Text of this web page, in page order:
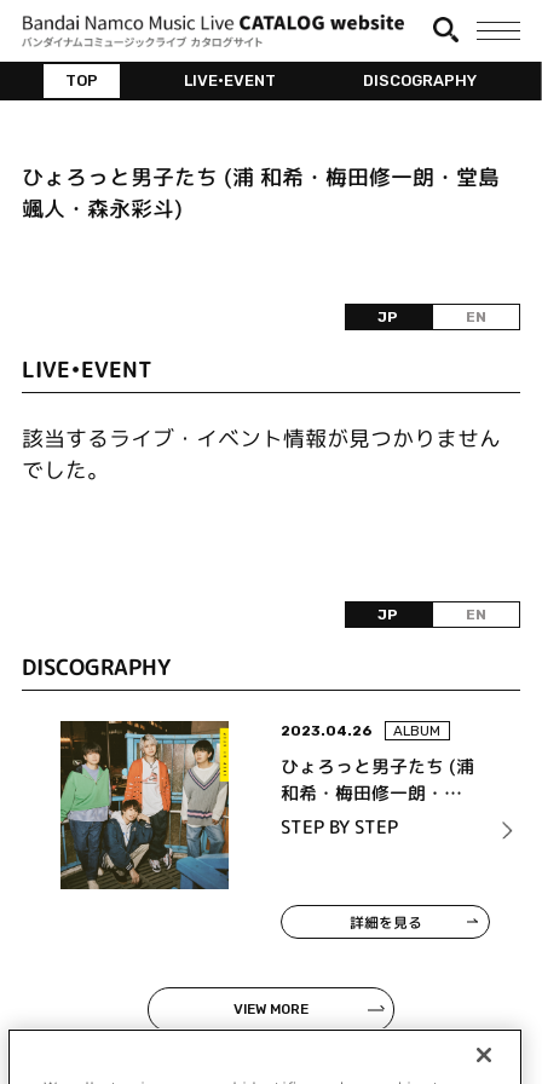
TOP LIVE•EVENT DISCOGRAPHY
ひょろっと男子たち (浦 和希・梅田修一朗・堂島
颯人・森永彩斗)
JP EN
LIVE•EVENT
該当するライブ・イベント情報が見つかりません
でした。
JP EN
DISCOGRAPHY
2023.04.26 ALBUM
ひょろっと男子たち (浦
和希・梅田修一朗・堂
島颯人・森永彩斗)
STEP BY STEP
詳細を見る
VIEW MORE